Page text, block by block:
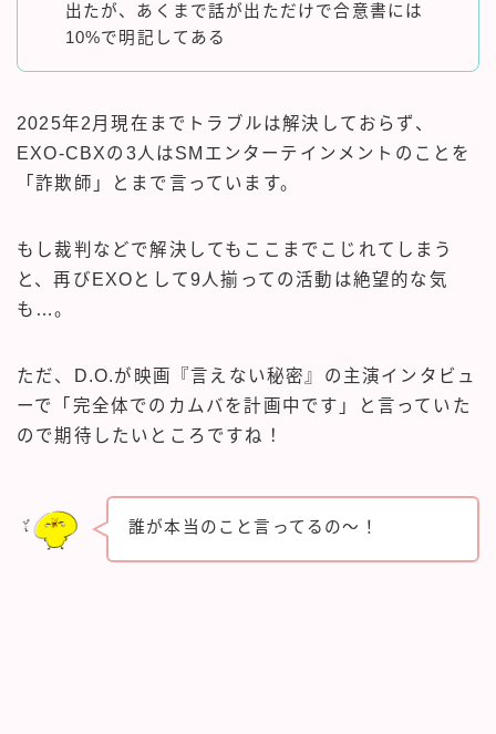
出たが、あくまで話が出ただけで合意書には
10%で明記してある
2025年2月現在までトラブルは解決しておらず、
EXO-CBXの3人はSMエンターテインメントのことを
「詐欺師」とまで言っています。
もし裁判などで解決してもここまでこじれてしまう
と、再びEXOとして9人揃っての活動は絶望的な気
も…。
ただ、D.O.が映画『言えない秘密』の主演インタビュ
ーで「完全体でのカムバを計画中です」と言っていた
ので期待したいところですね！
誰が本当のこと言ってるの～！